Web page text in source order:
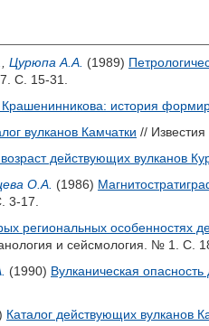
Цурюпа А.А. (1989)
С. 15-31.
Крашенинникова: история
вулканов Камчатки //
действующих вулканов
О.А. (1986)
3-17.
региональных особенностях
и сейсмология. № 1. С.
(1990) Вулканическая
Каталог действующих вулканов